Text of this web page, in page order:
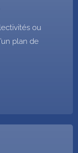
ou
plan de